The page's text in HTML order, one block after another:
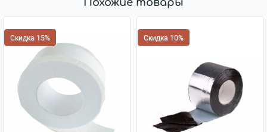
Похожие товары
Скидка 15% Скидка 10%